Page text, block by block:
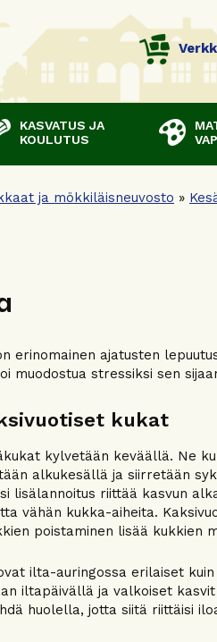
KASVATUS JA
KOULUTUS
ja mökkiläisneuvosto »
erinomainen ajatusten
muodostua stressiksi sen
kukat
kylvetään keväällä. Ne
alkukesällä ja siirretään
lisälannoitus riittää kasvun
vähän kukka-aiheita.
poistaminen lisää kukkien
ilta-auringossa erilaiset
iltapäivällä ja valkoiset
huolella, jotta siitä riittäisi